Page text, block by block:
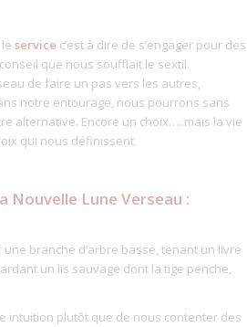
leservice c’est à dire de s’engager pour des
que nous soufflait le sextil
de faire un pas vers les autres,
notre entourage, nous pourrons sans
alternative. Encore un choix…..mais la vie
qui nous définissent.
Nouvelle Lune Verseau :
branche d’arbre basse, tenant un livre
un lis sauvage dont la tige penche,
intuition plutôt que de nous contenter des